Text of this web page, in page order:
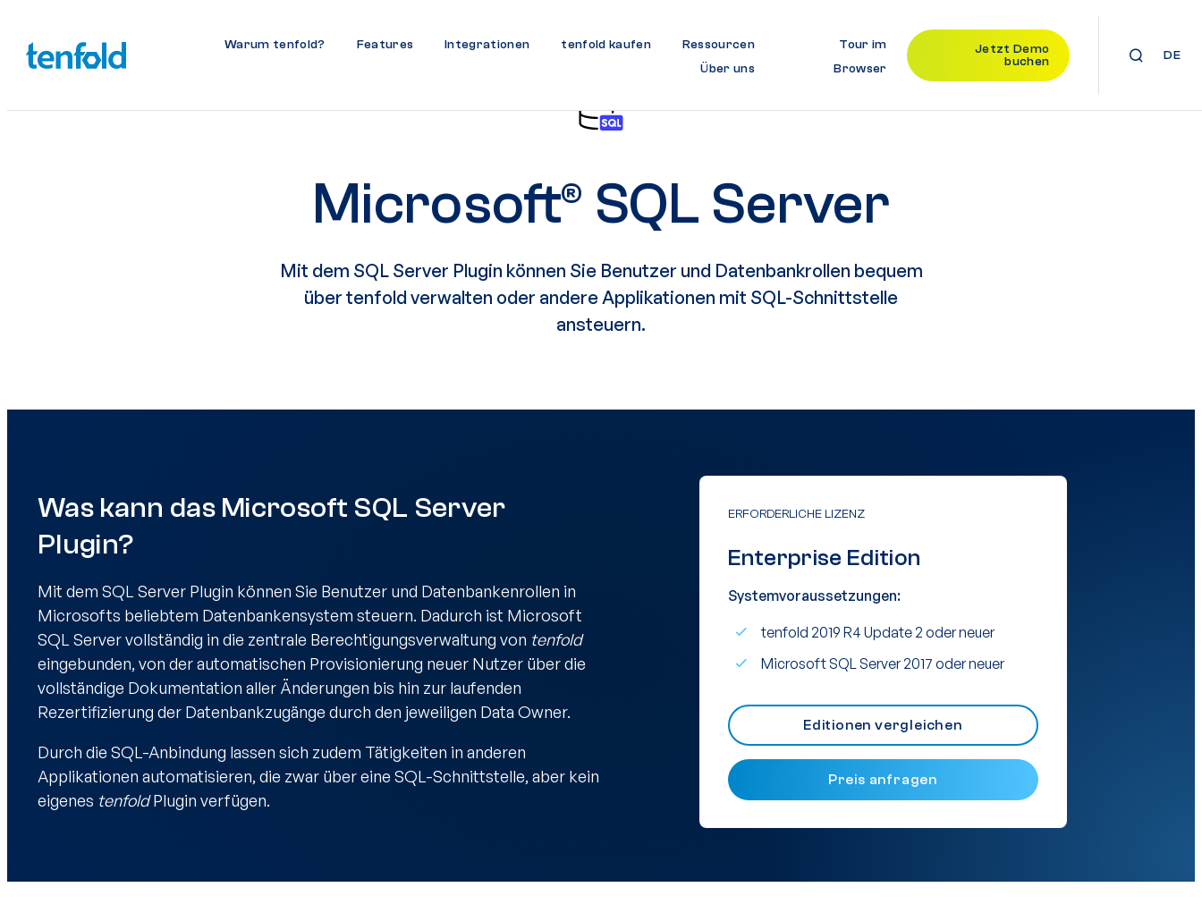
Warum tenfold? Features Integrationen tenfold kaufen
Ressourcen
Über uns
Tour im
Browser
Jetzt Demo
buchen
DE
Microsoft® SQL Server
Mit dem SQL Server Plugin können Sie Benutzer und Datenbankrollen bequem
über tenfold verwalten oder andere Applikationen mit SQL-Schnittstelle
ansteuern.
Was kann das Microsoft SQL Server
Plugin?
Mit dem SQL Server Plugin können Sie Benutzer und Datenbankenrollen in
Microsofts beliebtem Datenbankensystem steuern. Dadurch ist Microsoft
SQL Server vollständig in die zentrale Berechtigungsverwaltung von tenfold
eingebunden, von der automatischen Provisionierung neuer Nutzer über die
vollständige Dokumentation aller Änderungen bis hin zur laufenden
Rezertifizierung der Datenbankzugänge durch den jeweiligen Data Owner.
Durch die SQL-Anbindung lassen sich zudem Tätigkeiten in anderen
Applikationen automatisieren, die zwar über eine SQL-Schnittstelle, aber kein
eigenes tenfoldPlugin verfügen.
ERFORDERLICHE LIZENZ
Enterprise Edition
Systemvoraussetzungen:
tenfold 2019 R4 Update 2 oder neuer
Microsoft SQL Server 2017 oder neuer
Editionen vergleichen
Preis anfragen